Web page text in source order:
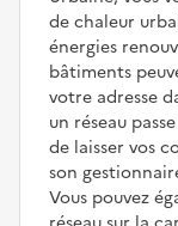
de chaleur
énergies
bâtiments
votre adresse
un réseau
de laisser vos
son
Vous pouvez